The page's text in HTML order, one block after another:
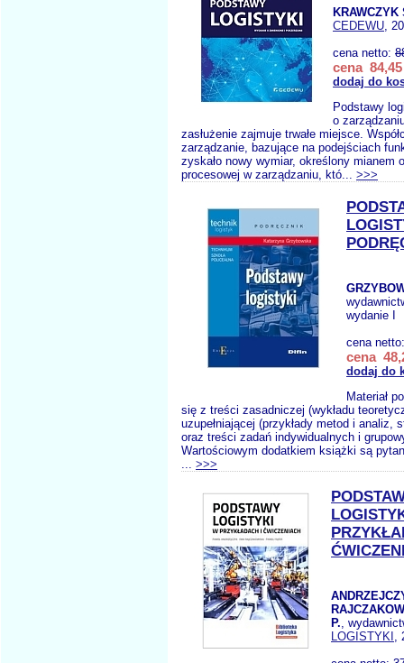
KRAWCZYK
CEDEWU,
cena netto:
cena 84,45
dodaj do
Podstawy
o
zasłużenie zajmuje trwałe miejsce.
zarządzanie, bazujące na podejściach
zyskało nowy wymiar, określony mianem
procesowej w zarządzaniu, któ... >>>
wydanie I
cena
cena
dodaj do
Materiał
się z treści zasadniczej (wykładu
uzupełniającej (przykłady metod i analiz,
oraz treści zadań indywidualnych i
Wartościowym dodatkiem książki są
... >>>
P.,
LOGISTYKI ,